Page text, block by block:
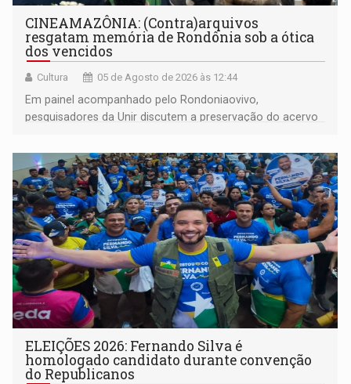
CINEAMAZÔNIA: (Contra)arquivos
resgatam memória de Rondônia sob a ótica
dos vencidos
Cultura 05 de Agosto de 2026 às 12:44
Em painel acompanhado pelo Rondoniaovivo,
pesquisadores da Unir discutem a preservação do acervo
memória como bússola para o futuro
ELEIÇÕES 2026: Fernando Silva é
homologado candidato durante convenção
do Republicanos